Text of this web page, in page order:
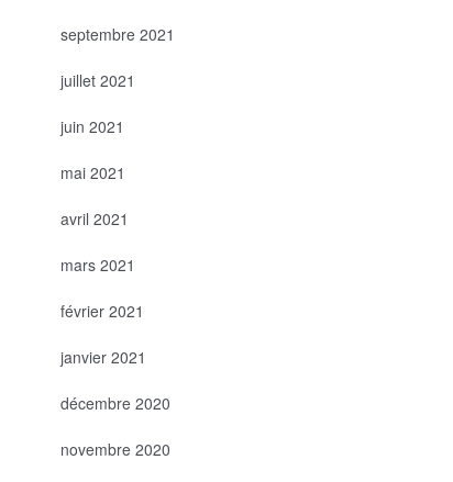
septembre 2021
juillet 2021
juin 2021
mai 2021
avril 2021
mars 2021
février 2021
janvier 2021
décembre 2020
novembre 2020